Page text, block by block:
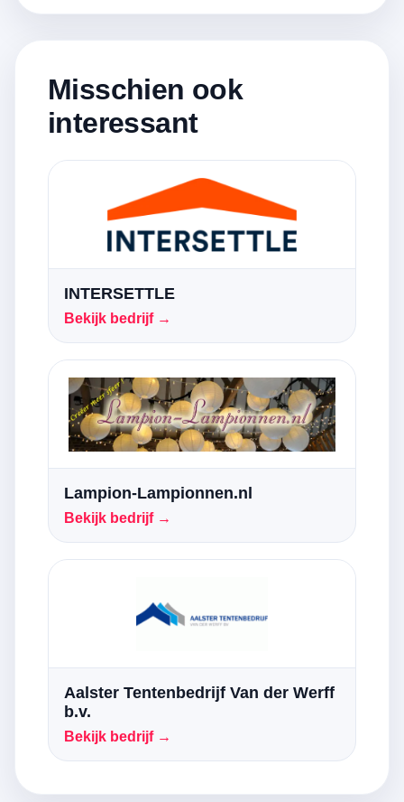
Misschien ook
interessant
INTERSETTLE
Bekijk bedrijf →
Lampion-Lampionnen.nl
Bekijk bedrijf →
Aalster Tentenbedrijf Van der Werff
b.v.
Bekijk bedrijf →